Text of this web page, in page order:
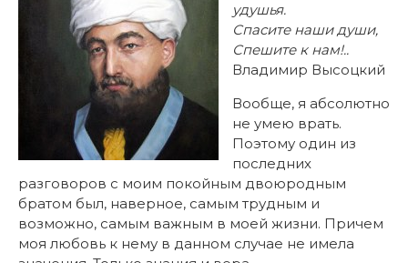
удушья.
Спасите наши души,
Спешите к нам!..
Владимир Высоцкий
Вообще, я абсолютно
не умею врать.
Поэтому один из
последних
разговоров с моим покойным двоюродным
братом был, наверное, самым трудным и
возможно, самым важным в моей жизни. Причем
моя любовь к нему в данном случае не имела